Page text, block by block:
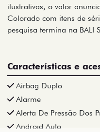
ilustrativas, o valor
Colorado com itens de
pesquisa termina na BALI
Características e
Airbag Duplo
Alarme
Alerta De Pressão Dos
Android Auto